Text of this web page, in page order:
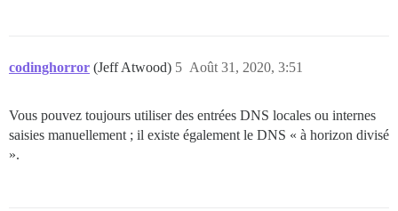
codinghorror (Jeff Atwood) Août 31, 2020, 3:51
5
Vous pouvez toujours utiliser des entrées DNS locales ou internes
saisies manuellement ; il existe également le DNS « à horizon divisé
».